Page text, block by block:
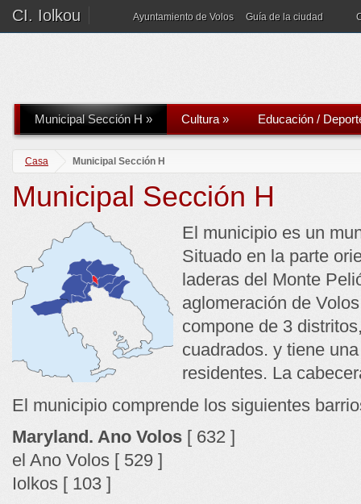
CI. Iolkou Ayuntamiento de Volos Guía de la ciudad
Municipal Sección H » Cultura» Educación /
Casa Municipal Sección H
Municipal Sección H
El municipio es un
Situado en la parte
laderas del Monte
aglomeración de
compone de 3
cuadrados. y tiene
residentes. La
El municipio comprende los siguientes
Maryland. Ano Volos [ 632 ]
el Ano Volos [ 529 ]
Iolkos [ 103 ]